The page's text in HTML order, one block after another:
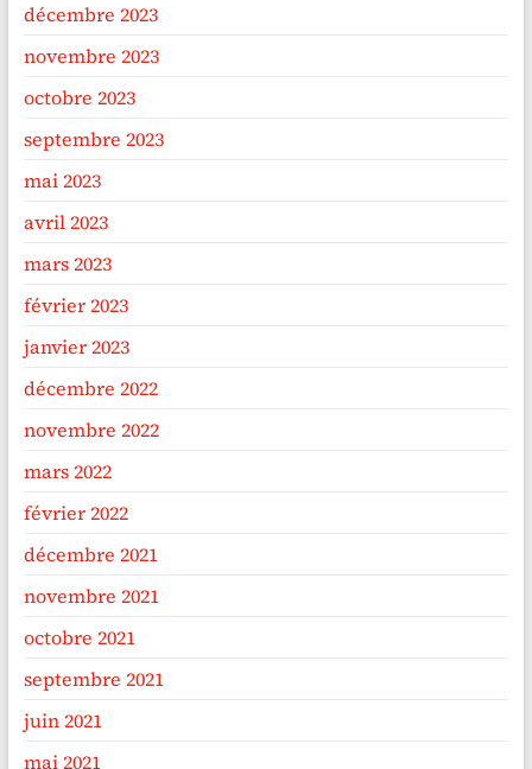
décembre 2023
novembre 2023
octobre 2023
septembre 2023
mai 2023
avril 2023
mars 2023
février 2023
janvier 2023
décembre 2022
novembre 2022
mars 2022
février 2022
décembre 2021
novembre 2021
octobre 2021
septembre 2021
juin 2021
mai 2021